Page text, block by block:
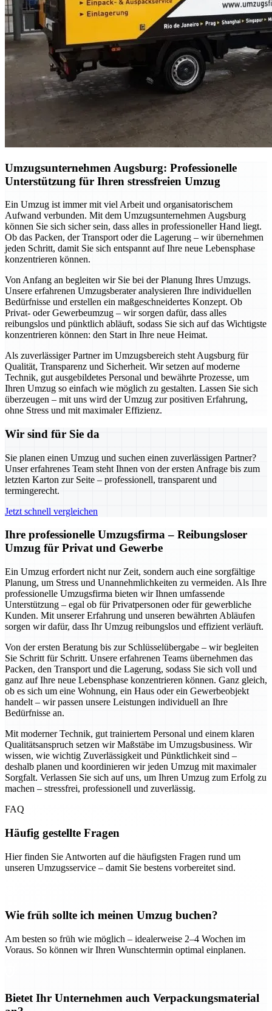
Umzugsunternehmen Augsburg: Professionelle
Unterstützung für Ihren stressfreien Umzug
Ein Umzug ist immer mit viel Arbeit und organisatorischem
Aufwand verbunden. Mit dem Umzugsunternehmen Augsburg
können Sie sich sicher sein, dass alles in professioneller Hand liegt.
Ob das Packen, der Transport oder die Lagerung – wir übernehmen
jeden Schritt, damit Sie sich entspannt auf Ihre neue Lebensphase
konzentrieren können.
Von Anfang an begleiten wir Sie bei der Planung Ihres Umzugs.
Unsere erfahrenen Umzugsberater analysieren Ihre individuellen
Bedürfnisse und erstellen ein maßgeschneidertes Konzept. Ob
Privat- oder Gewerbeumzug – wir sorgen dafür, dass alles
reibungslos und pünktlich abläuft, sodass Sie sich auf das Wichtigste
konzentrieren können: den Start in Ihre neue Heimat.
Als zuverlässiger Partner im Umzugsbereich steht Augsburg für
Qualität, Transparenz und Sicherheit. Wir setzen auf moderne
Technik, gut ausgebildetes Personal und bewährte Prozesse, um
Ihren Umzug so einfach wie möglich zu gestalten. Lassen Sie sich
überzeugen – mit uns wird der Umzug zur positiven Erfahrung,
ohne Stress und mit maximaler Effizienz.
Wir sind für Sie da
Sie planen einen Umzug und suchen einen zuverlässigen Partner?
Unser erfahrenes Team steht Ihnen von der ersten Anfrage bis zum
letzten Karton zur Seite – professionell, transparent und
termingerecht.
Jetzt schnell vergleichen
Ihre professionelle Umzugsfirma – Reibungsloser
Umzug für Privat und Gewerbe
Ein Umzug erfordert nicht nur Zeit, sondern auch eine sorgfältige
Planung, um Stress und Unannehmlichkeiten zu vermeiden. Als Ihre
professionelle Umzugsfirma bieten wir Ihnen umfassende
Unterstützung – egal ob für Privatpersonen oder für gewerbliche
Kunden. Mit unserer Erfahrung und unseren bewährten Abläufen
sorgen wir dafür, dass Ihr Umzug reibungslos und effizient verläuft.
Von der ersten Beratung bis zur Schlüsselübergabe – wir begleiten
Sie Schritt für Schritt. Unsere erfahrenen Teams übernehmen das
Packen, den Transport und die Lagerung, sodass Sie sich voll und
ganz auf Ihre neue Lebensphase konzentrieren können. Ganz gleich,
ob es sich um eine Wohnung, ein Haus oder ein Gewerbeobjekt
handelt – wir passen unsere Leistungen individuell an Ihre
Bedürfnisse an.
Mit moderner Technik, gut trainiertem Personal und einem klaren
Qualitätsanspruch setzen wir Maßstäbe im Umzugsbusiness. Wir
wissen, wie wichtig Zuverlässigkeit und Pünktlichkeit sind –
deshalb planen und koordinieren wir jeden Umzug mit maximaler
Sorgfalt. Verlassen Sie sich auf uns, um Ihren Umzug zum Erfolg zu
machen – stressfrei, professionell und zuverlässig.
FAQ
Häufig gestellte Fragen
Hier finden Sie Antworten auf die häufigsten Fragen rund um
unseren Umzugsservice – damit Sie bestens vorbereitet sind.
Wie früh sollte ich meinen Umzug buchen?
Am besten so früh wie möglich – idealerweise 2–4 Wochen im
Voraus. So können wir Ihren Wunschtermin optimal einplanen.
Bietet Ihr Unternehmen auch Verpackungsmaterial